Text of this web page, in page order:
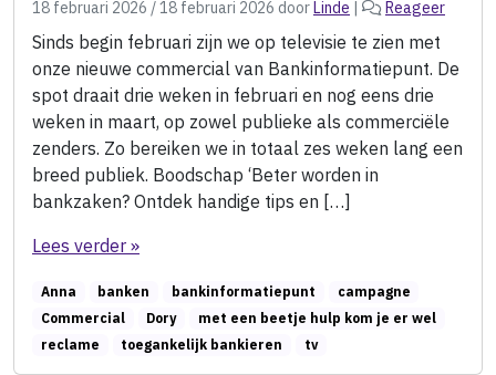
18 februari 2026 /18 februari 2026 doorLinde | Reageer
Sinds begin februari zijn we op televisie te zien met
onze nieuwe commercial van Bankinformatiepunt. De
spot draait drie weken in februari en nog eens drie
weken in maart, op zowel publieke als commerciële
zenders. Zo bereiken we in totaal zes weken lang een
breed publiek. Boodschap ‘Beter worden in
bankzaken? Ontdek handige tips en […]
Lees verder »
Anna banken bankinformatiepunt
campagne
Commercial
Dory
met een beetje hulp kom je er wel
reclame
toegankelijk bankieren tv